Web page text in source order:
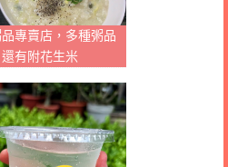
專賣店，多種粥品
有附花生米